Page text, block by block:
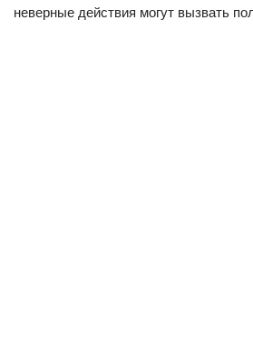
неверные действия могут вызвать